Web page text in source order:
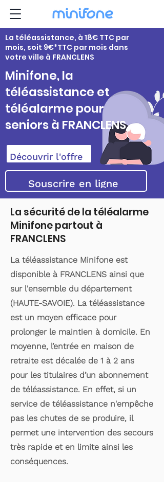
La téléassistance, à 18€ TTC par
mois, soit 9€*TTC par mois dans
votre ville à FRANCLENS
Minifone, la
téléassistance et
téléalarme pour
seniors à FRANCLENS
Découvrir l'offre
Souscrire en ligne
La sécurité de la téléalarme
Minifone partout à
FRANCLENS
La téléassistance Minifone est
disponible à FRANCLENS ainsi que
sur l'ensemble du département
(HAUTE-SAVOIE). La téléassistance
est un moyen efficace pour
prolonger le maintien à domicile. En
moyenne, l’entrée en maison de
retraite est décalée de 1 à 2 ans
pour les titulaires d’un abonnement
de téléassistance. En effet, si un
service de téléassistance n'empêche
pas les chutes de se produire, il
permet une intervention des secours
très rapide et en limite ainsi les
conséquences.